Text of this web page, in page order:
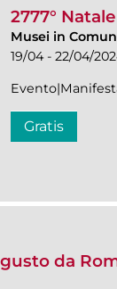
2777°
Musei in
19/04 - 22/04/
Gratis
da